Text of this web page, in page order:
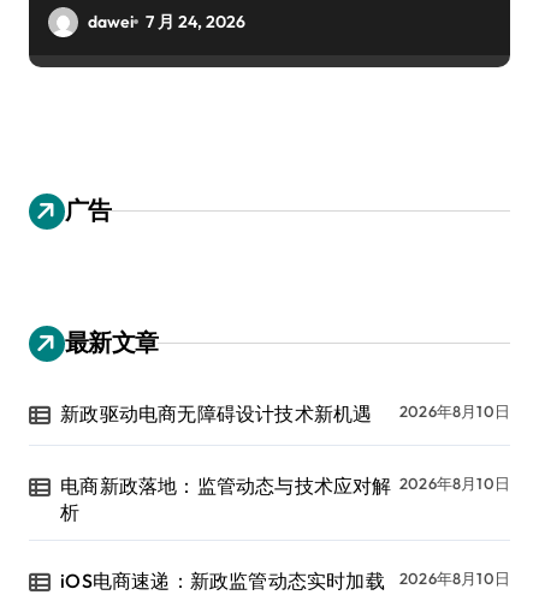
dawei 7 月 24, 2026
广告
最新文章
新政驱动电商无障碍设计技术新机遇 2026年8月10日
电商新政落地：监管动态与技术应对解
析
2026年8月10日
iOS电商速递：新政监管动态实时加载 2026年8月10日